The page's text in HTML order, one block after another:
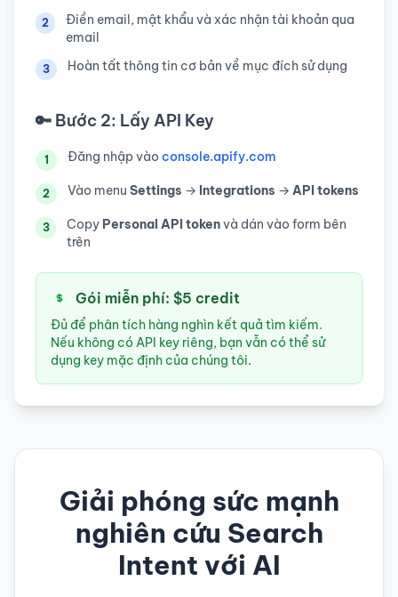
2
Điền email, mật khẩu và xác nhận tài khoản qua
email
3 Hoàn tất thông tin cơ bản về mục đích sử dụng
🔑 Bước 2: Lấy API Key
1 Đăng nhập vào console.apify.com
2 Vào menu Settings → Integrations → API tokens
3 Copy Personal API tokenvà dán vào form bên
trên
Gói miễn phí: $5 credit
Đủ để phân tích hàng nghìn kết quả tìm kiếm.
Nếu không có API key riêng, bạn vẫn có thể sử
dụng key mặc định của chúng tôi.
Giải phóng sức mạnh
nghiên cứu Search
Intent với AI